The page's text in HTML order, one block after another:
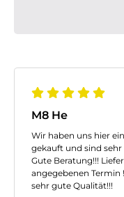
M8 He
Wir haben uns hier
gekauft und sind sehr
Gute Beratung!!!
angegebenen Termin
sehr gute Qualität!!!